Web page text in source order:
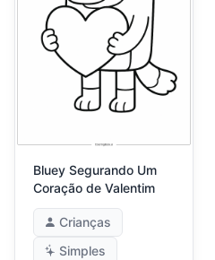
Bluey Segurando Um
Coração de Valentim
Crianças
Simples